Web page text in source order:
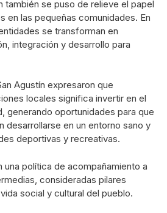
también se puso de relieve el papel
en las pequeñas comunidades. En
se transforman en
integración y desarrollo para
Agustín expresaron que
locales significa invertir en el
generando oportunidades para que
desarrollarse en un entorno sano y
deportivas y recreativas.
una política de acompañamiento a
consideradas pilares
social y cultural del pueblo.